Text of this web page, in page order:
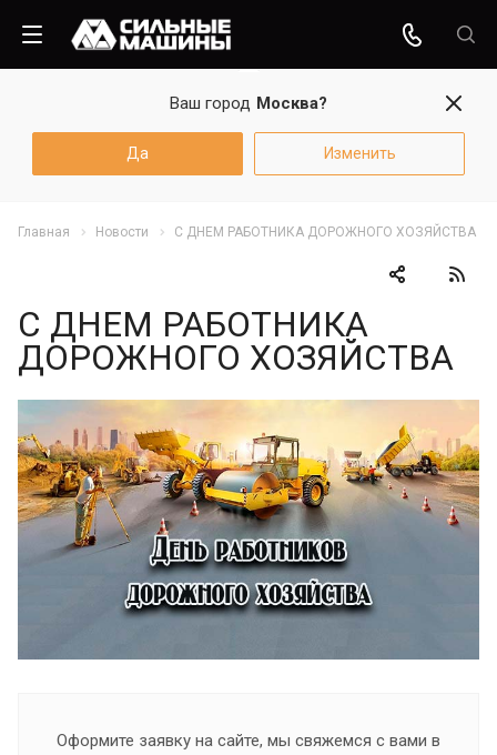
Ваш город Москва?
Да Изменить
Главная Новости С ДНЕМ РАБОТНИКА ДОРОЖНОГО ХОЗЯЙСТВА
С ДНЕМ РАБОТНИКА
ДОРОЖНОГО ХОЗЯЙСТВА
Оформите заявку на сайте, мы свяжемся с вами в